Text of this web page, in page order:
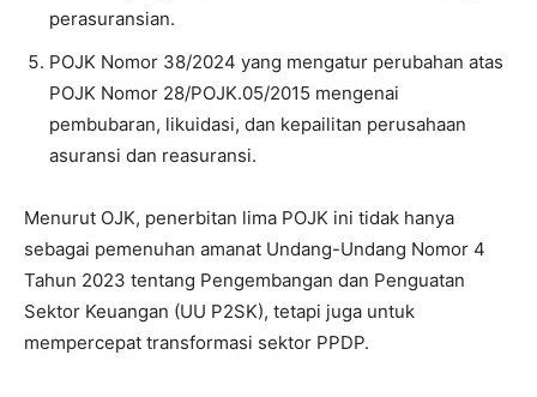
perasuransian.
POJK Nomor 38/2024 yang mengatur perubahan atas
POJK Nomor 28/POJK.05/2015 mengenai
pembubaran, likuidasi, dan kepailitan perusahaan
asuransi dan reasuransi.
Menurut OJK, penerbitan lima POJK ini tidak hanya
sebagai pemenuhan amanat Undang-Undang Nomor 4
Tahun 2023 tentang Pengembangan dan Penguatan
Sektor Keuangan (UU P2SK), tetapi juga untuk
mempercepat transformasi sektor PPDP.